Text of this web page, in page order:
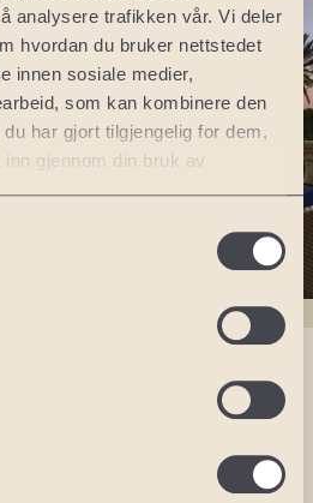
analysere trafikken vår. Vi deler
hvordan du bruker nettstedet
innen sosiale medier,
som kan kombinere den
har gjort tilgjengelig for dem,
gjennom din bruk av
Golf Club